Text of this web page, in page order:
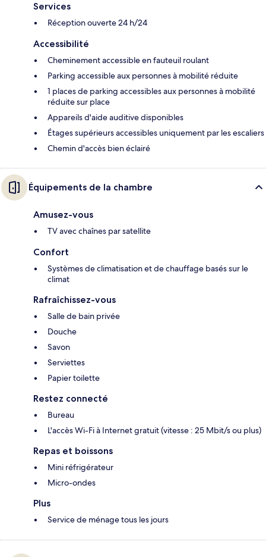
Services
Réception ouverte 24 h/24
Accessibilité
Cheminement accessible en fauteuil roulant
Parking accessible aux personnes à mobilité réduite
1 places de parking accessibles aux personnes à mobilité
réduite sur place
Appareils d'aide auditive disponibles
Étages supérieurs accessibles uniquement par les escaliers
Chemin d'accès bien éclairé
Équipements de la chambre
Amusez-vous
TV avec chaînes par satellite
Confort
Systèmes de climatisation et de chauffage basés sur le
climat
Rafraîchissez-vous
Salle de bain privée
Douche
Savon
Serviettes
Papier toilette
Restez connecté
Bureau
L'accès Wi-Fi à Internet gratuit (vitesse : 25 Mbit/s ou plus)
Repas et boissons
Mini réfrigérateur
Micro-ondes
Plus
Service de ménage tous les jours